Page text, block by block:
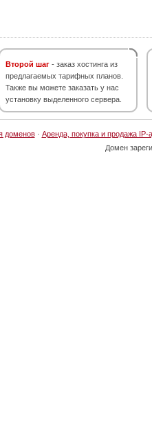
Второй шаг - заказ хостинга из
предлагаемых тарифных планов.
Также вы можете заказать у нас
установку выделенного сервера.
доменов· Аренда, покупка и продажа IP-
Домен